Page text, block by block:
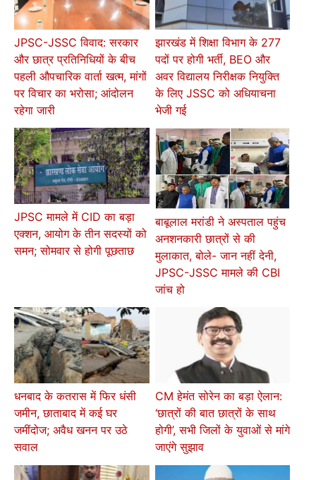
JPSC-JSSC विवाद: सरकार
और छात्र प्रतिनिधियों के बीच
पहली औपचारिक वार्ता खत्म, मांगों
पर विचार का भरोसा; आंदोलन
रहेगा जारी
झारखंड में शिक्षा विभाग के 277
पदों पर होगी भर्ती, BEO और
अवर विद्यालय निरीक्षक नियुक्ति
के लिए JSSC को अधियाचना
भेजी गई
JPSC मामले में CID का बड़ा
एक्शन, आयोग के तीन सदस्यों को
समन; सोमवार से होगी पूछताछ
बाबूलाल मरांडी ने अस्पताल पहुंच
अनशनकारी छात्रों से की
मुलाकात, बोले- जान नहीं देनी,
JPSC-JSSC मामले की CBI
जांच हो
धनबाद के कतरास में फिर धंसी
जमीन, छाताबाद में कई घर
जमींदोज; अवैध खनन पर उठे
सवाल
CM हेमंत सोरेन का बड़ा ऐलान:
‘छात्रों की बात छात्रों के साथ
होगी’, सभी जिलों के युवाओं से मांगे
जाएंगे सुझाव